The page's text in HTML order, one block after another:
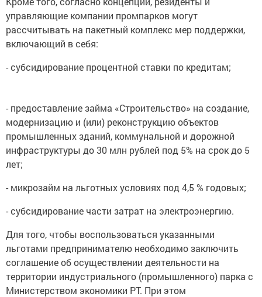
управляющие компании промпарков могут
рассчитывать на пакетный комплекс мер поддержки,
включающий в себя:
модернизацию и (или) реконструкцию объектов
промышленных зданий, коммунальной и дорожной
инфраструктуры до 30 млн рублей под 5% на срок до 5
лет;
льготами предпринимателю необходимо заключить
соглашение об осуществлении деятельности на
территории индустриального (промышленного) парка с
Министерством экономики РТ. При этом